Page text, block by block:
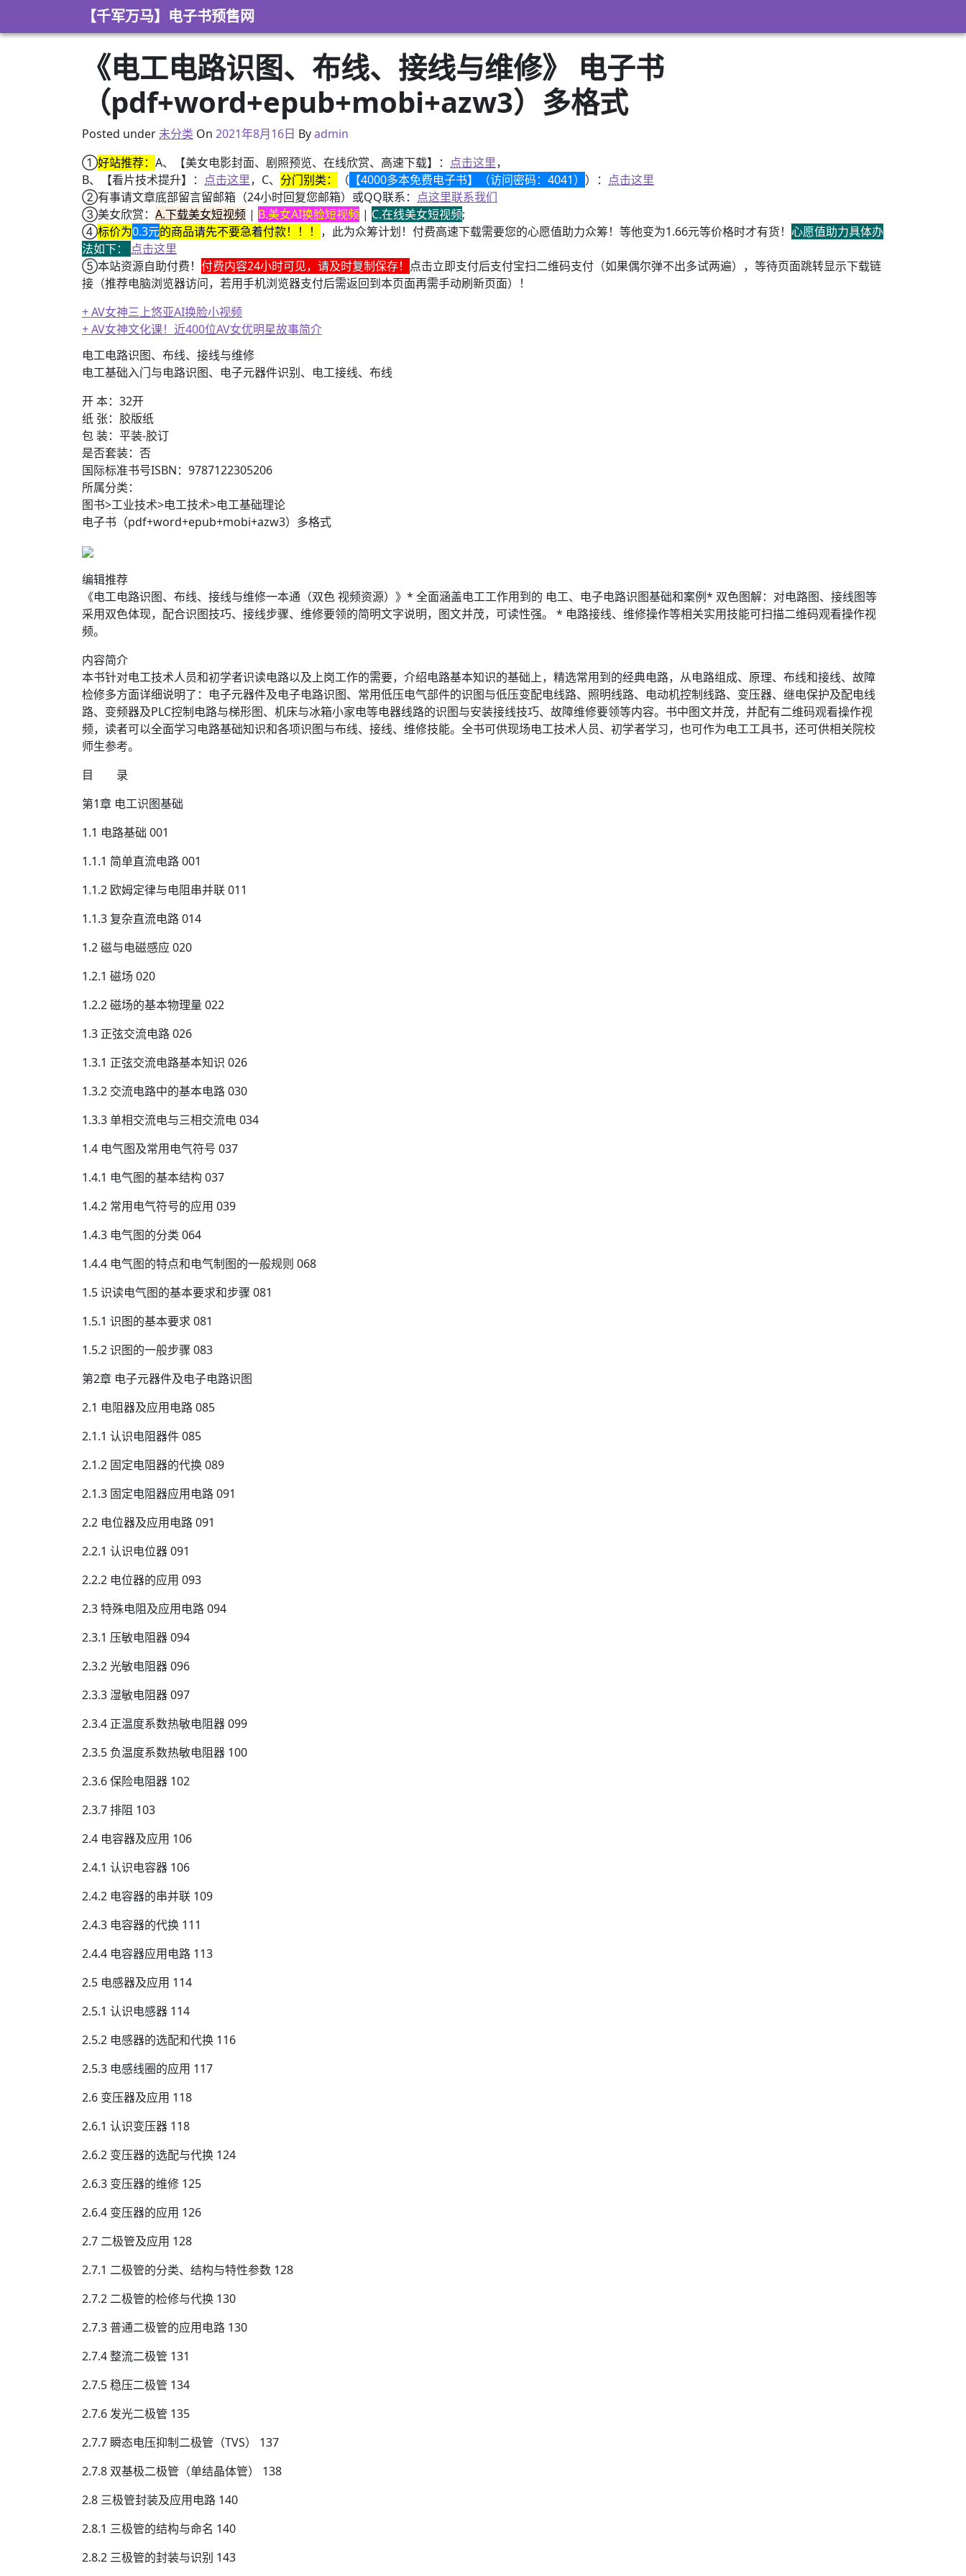
【千军万马】电子书预售网
《电工电路识图、布线、接线与维修》 电子书
（pdf+word+epub+mobi+azw3）多格式
Posted under未分类 On 2021年8月16日
2021年8月16日 Byadmin
①好站推荐： A、【美女电影封面、剧照预览、在线欣赏、高速下载】： 点击这里，
B、【看片技术提升】： 点击这里，C、 分门别类： （ 【4000多本免费电子书】（访问密码：4041） ）： 点击这里
②有事请文章底部留言留邮箱（24小时回复您邮箱）或QQ联系： 点这里联系我们
③美女欣赏： A.下载美女短视频 | B.美女AI换脸短视频 | C.在线美女短视频;
④标价为0.3元的商品请先不要急着付款！！！ ，此为众筹计划！付费高速下载需要您的心愿值助力众筹！等他变为1.66元等价格时才有货！ 心愿值助力具体办
法如下： 点击这里
⑤本站资源自助付费！ 付费内容24小时可见，请及时复制保存！ 点击立即支付后支付宝扫二维码支付（如果偶尔弹不出多试两遍），等待页面跳转显示下载链
接（推荐电脑浏览器访问，若用手机浏览器支付后需返回到本页面再需手动刷新页面）！
+ AV女神三上悠亚AI换脸小视频
+ AV女神文化课！近400位AV女优明星故事简介
电工电路识图、布线、接线与维修
电工基础入门与电路识图、电子元器件识别、电工接线、布线
开 本：32开
纸 张：胶版纸
包 装：平装-胶订
是否套装：否
国际标准书号ISBN：9787122305206
所属分类：
图书>工业技术>电工技术>电工基础理论
电子书（pdf+word+epub+mobi+azw3）多格式
编辑推荐
《电工电路识图、布线、接线与维修一本通（双色 视频资源）》* 全面涵盖电工工作用到的 电工、电子电路识图基础和案例* 双色图解：对电路图、接线图等
采用双色体现，配合识图技巧、接线步骤、维修要领的简明文字说明，图文并茂，可读性强。 * 电路接线、维修操作等相关实用技能可扫描二维码观看操作视
频。
内容简介
本书针对电工技术人员和初学者识读电路以及上岗工作的需要，介绍电路基本知识的基础上，精选常用到的经典电路，从电路组成、原理、布线和接线、故障
检修多方面详细说明了：电子元器件及电子电路识图、常用低压电气部件的识图与低压变配电线路、照明线路、电动机控制线路、变压器、继电保护及配电线
路、变频器及PLC控制电路与梯形图、机床与冰箱小家电等电器线路的识图与安装接线技巧、故障维修要领等内容。书中图文并茂，并配有二维码观看操作视
频，读者可以全面学习电路基础知识和各项识图与布线、接线、维修技能。全书可供现场电工技术人员、初学者学习，也可作为电工工具书，还可供相关院校
师生参考。
目 录
第1章 电工识图基础
1.1 电路基础 001
1.1.1 简单直流电路 001
1.1.2 欧姆定律与电阻串并联 011
1.1.3 复杂直流电路 014
1.2 磁与电磁感应 020
1.2.1 磁场 020
1.2.2 磁场的基本物理量 022
1.3 正弦交流电路 026
1.3.1 正弦交流电路基本知识 026
1.3.2 交流电路中的基本电路 030
1.3.3 单相交流电与三相交流电 034
1.4 电气图及常用电气符号 037
1.4.1 电气图的基本结构 037
1.4.2 常用电气符号的应用 039
1.4.3 电气图的分类 064
1.4.4 电气图的特点和电气制图的一般规则 068
1.5 识读电气图的基本要求和步骤 081
1.5.1 识图的基本要求 081
1.5.2 识图的一般步骤 083
第2章 电子元器件及电子电路识图
2.1 电阻器及应用电路 085
2.1.1 认识电阻器件 085
2.1.2 固定电阻器的代换 089
2.1.3 固定电阻器应用电路 091
2.2 电位器及应用电路 091
2.2.1 认识电位器 091
2.2.2 电位器的应用 093
2.3 特殊电阻及应用电路 094
2.3.1 压敏电阻器 094
2.3.2 光敏电阻器 096
2.3.3 湿敏电阻器 097
2.3.4 正温度系数热敏电阻器 099
2.3.5 负温度系数热敏电阻器 100
2.3.6 保险电阻器 102
2.3.7 排阻 103
2.4 电容器及应用 106
2.4.1 认识电容器 106
2.4.2 电容器的串并联 109
2.4.3 电容器的代换 111
2.4.4 电容器应用电路 113
2.5 电感器及应用 114
2.5.1 认识电感器 114
2.5.2 电感器的选配和代换 116
2.5.3 电感线圈的应用 117
2.6 变压器及应用 118
2.6.1 认识变压器 118
2.6.2 变压器的选配与代换 124
2.6.3 变压器的维修 125
2.6.4 变压器的应用 126
2.7 二极管及应用 128
2.7.1 二极管的分类、结构与特性参数 128
2.7.2 二极管的检修与代换 130
2.7.3 普通二极管的应用电路 130
2.7.4 整流二极管 131
2.7.5 稳压二极管 134
2.7.6 发光二极管 135
2.7.7 瞬态电压抑制二极管（TVS） 137
2.7.8 双基极二极管（单结晶体管） 138
2.8 三极管封装及应用电路 140
2.8.1 三极管的结构与命名 140
2.8.2 三极管的封装与识别 143